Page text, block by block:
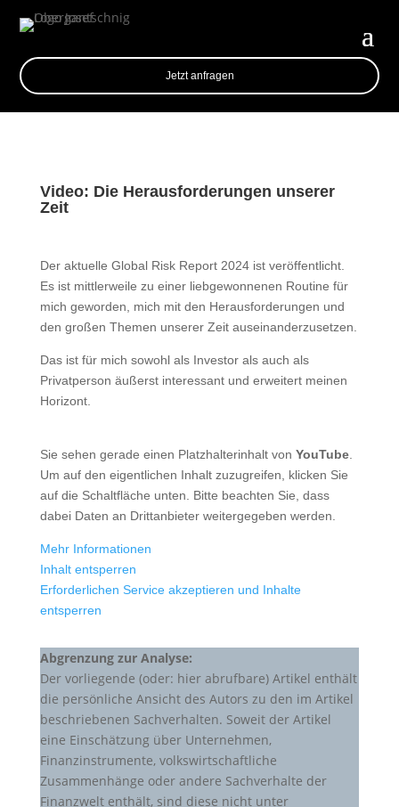
Jetzt anfragen
Video: Die Herausforderungen unserer
Zeit
Der aktuelle Global Risk Report 2024 ist veröffentlicht.
Es ist mittlerweile zu einer liebgewonnenen Routine für
mich geworden, mich mit den Herausforderungen und
den großen Themen unserer Zeit auseinanderzusetzen.
Das ist für mich sowohl als Investor als auch als
Privatperson äußerst interessant und erweitert meinen
Horizont.
Sie sehen gerade einen Platzhalterinhalt von YouTube.
Um auf den eigentlichen Inhalt zuzugreifen, klicken Sie
auf die Schaltfläche unten. Bitte beachten Sie, dass
dabei Daten an Drittanbieter weitergegeben werden.
Mehr Informationen
Inhalt entsperren
Erforderlichen Service akzeptieren und Inhalte
entsperren
Abgrenzung zur Analyse:
Der vorliegende (oder: hier abrufbare) Artikel enthält
die persönliche Ansicht des Autors zu den im Artikel
beschriebenen Sachverhalten. Soweit der Artikel
eine Einschätzung über Unternehmen,
Finanzinstrumente, volkswirtschaftliche
Zusammenhänge oder andere Sachverhalte der
Finanzwelt enthält, sind diese nicht unter